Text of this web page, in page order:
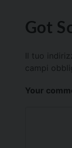
Got
Il tuo
campi
Your